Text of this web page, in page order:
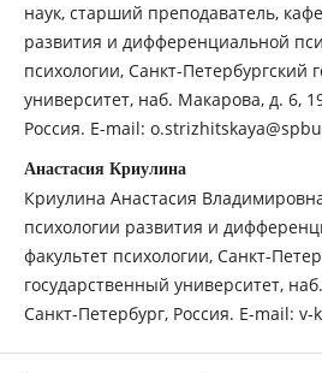
наук, старший преподаватель,
развития и дифференциальной
психологии, Санкт-Петербургский
университет, наб. Макарова, д. 6,
Россия. E-mail:
Анастасия Криулина
Криулина Анастасия
психологии развития и
факультет психологии, Санкт-
государственный университет,
Санкт-Петербург, Россия. E-mail: